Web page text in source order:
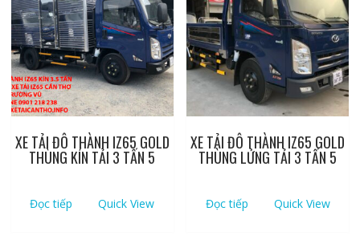
XE TẢI ĐÔ THÀNH IZ65 GOLD
THÙNG KÍN TẢI 3 TẤN 5
Đọc tiếp Quick View
XE TẢI ĐÔ THÀNH IZ65 GOLD
THÙNG LỬNG TẢI 3 TẤN 5
Đọc tiếp Quick View